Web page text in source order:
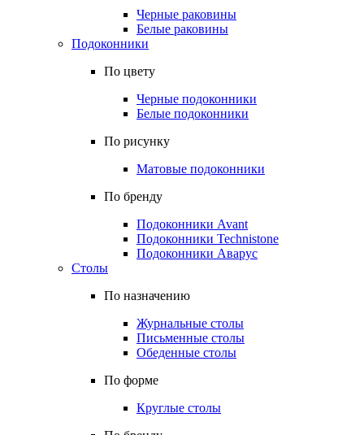
Черные раковины
Белые раковины
Подоконники
По цвету
Черные подоконники
Белые подоконники
По рисунку
Матовые подоконники
По бренду
Подоконники Avant
Подоконники Technistone
Подоконники Аварус
Столы
По назначению
Журнальные столы
Письменные столы
Обеденные столы
По форме
Круглые столы